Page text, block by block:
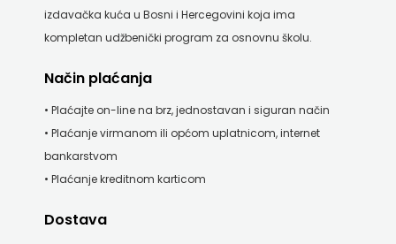
izdavačka kuća u Bosni i Hercegovini koja ima
kompletan udžbenički program za osnovnu školu.
Način plaćanja
• Plaćajte on-line na brz, jednostavan i siguran način
• Plaćanje virmanom ili općom uplatnicom, internet
bankarstvom
• Plaćanje kreditnom karticom
Dostava